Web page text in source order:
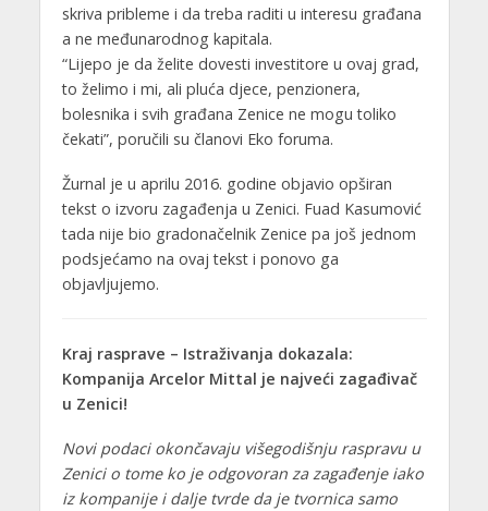
skriva pribleme i da treba raditi u interesu građana
a ne međunarodnog kapitala.
“Lijepo je da želite dovesti investitore u ovaj grad,
to želimo i mi, ali pluća djece, penzionera,
bolesnika i svih građana Zenice ne mogu toliko
čekati”, poručili su članovi Eko foruma.
Žurnal je u aprilu 2016. godine objavio opširan
tekst o izvoru zagađenja u Zenici. Fuad Kasumović
tada nije bio gradonačelnik Zenice pa još jednom
podsjećamo na ovaj tekst i ponovo ga
objavljujemo.
Kraj rasprave – Istraživanja dokazala:
Kompanija Arcelor Mittal je najveći zagađivač
u Zenici!
Novi podaci okončavaju višegodišnju raspravu u
Zenici o tome ko je odgovoran za zagađenje iako
iz kompanije i dalje tvrde da je tvornica samo